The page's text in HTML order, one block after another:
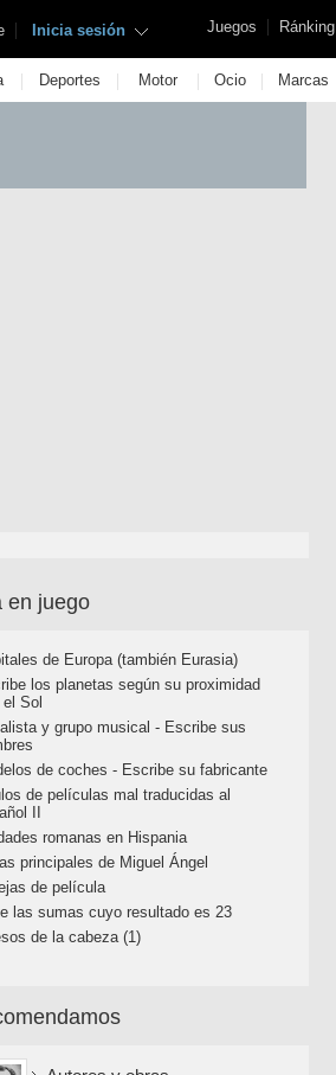
Juegos | Ránking
| Inicia sesión
| Deportes | Motor | Ocio | Marcas
en juego
de Europa (también Eurasia)
los planetas según su proximidad
Sol
y grupo musical - Escribe sus
de coches - Escribe su fabricante
de películas mal traducidas al
II
romanas en Hispania
principales de Miguel Ángel
de película
las sumas cuyo resultado es 23
de la cabeza (1)